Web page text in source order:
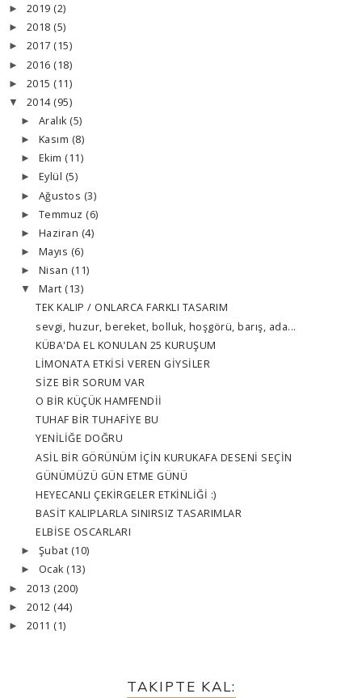
► 2019 (2)
► 2018 (5)
► 2017 (15)
► 2016 (18)
► 2015 (11)
▼ 2014 (95)
► Aralık (5)
► Kasım (8)
► Ekim (11)
► Eylül (5)
► Ağustos (3)
► Temmuz (6)
► Haziran (4)
► Mayıs (6)
► Nisan (11)
▼ Mart (13)
TEK KALIP / ONLARCA FARKLI TASARIM
sevgi, huzur, bereket, bolluk, hoşgörü, barış, ada...
KÜBA'DA EL KONULAN 25 KURUŞUM
LİMONATA ETKİSİ VEREN GİYSİLER
SİZE BİR SORUM VAR
O BİR KÜÇÜK HAMFENDİİ
TUHAF BİR TUHAFİYE BU
YENİLİĞE DOĞRU
ASİL BİR GÖRÜNÜM İÇİN KURUKAFA DESENİ SEÇİN
GÜNÜMÜZÜ GÜN ETME GÜNÜ
HEYECANLI ÇEKİRGELER ETKİNLİĞİ :)
BASİT KALIPLARLA SINIRSIZ TASARIMLAR
ELBİSE OSCARLARI
► Şubat (10)
► Ocak (13)
► 2013 (200)
► 2012 (44)
► 2011 (1)
TAKIPTE KAL: